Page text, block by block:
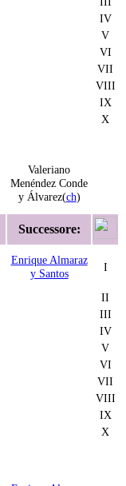
IV
V
VI
VII
VIII
IX
X
Valeriano
Menéndez Conde
y Álvarez(ch)
Successore:
Enrique Almaraz
y Santos
I
II
III
IV
V
VI
VII
VIII
IX
X